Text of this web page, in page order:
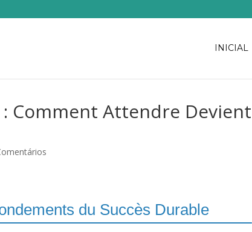
INICIAL
: Comment Attendre Devient
du Succès Durable